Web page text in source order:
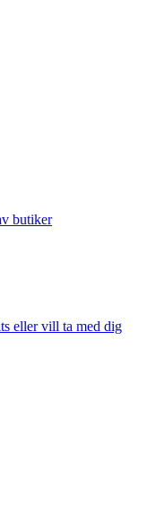
butiker
eller vill ta med dig